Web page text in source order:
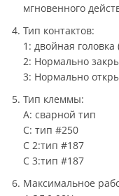
мгновенного
Тип контактов:
1: двойная
2: Нормально
3: Нормально
Тип клеммы:
A: сварной тип
C: тип #250
C 2:тип #187
C 3:тип #187
Максимальное